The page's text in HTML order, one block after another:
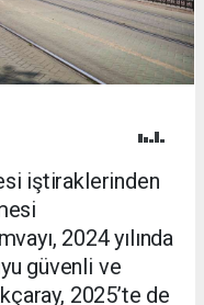
iştiraklerinden
2024 yılında
güvenli ve
2025’te de